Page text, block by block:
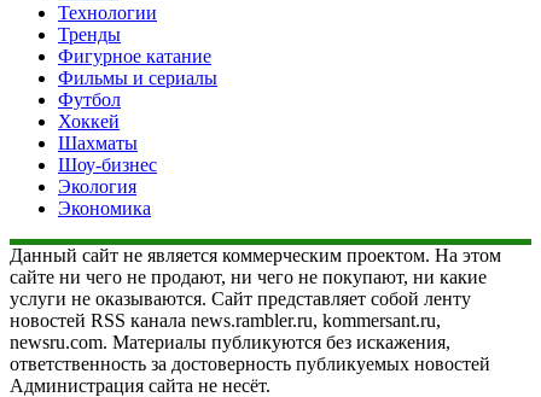
Технологии
Тренды
Фигурное катание
Фильмы и сериалы
Футбол
Хоккей
Шахматы
Шоу-бизнес
Экология
Экономика
Данный сайт не является коммерческим проектом. На этом
сайте ни чего не продают, ни чего не покупают, ни какие
услуги не оказываются. Сайт представляет собой ленту
новостей RSS канала news.rambler.ru, kommersant.ru,
newsru.com. Материалы публикуются без искажения,
ответственность за достоверность публикуемых новостей
Администрация сайта не несёт.